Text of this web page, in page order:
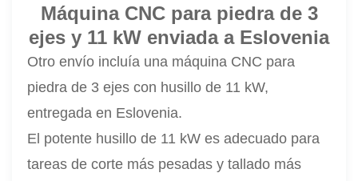
Máquina CNC para piedra de 3
ejes y 11 kW enviada a Eslovenia
Otro envío incluía una máquina CNC para
piedra de 3 ejes con husillo de 11 kW,
entregada en Eslovenia.
El potente husillo de 11 kW es adecuado para
tareas de corte más pesadas y tallado más